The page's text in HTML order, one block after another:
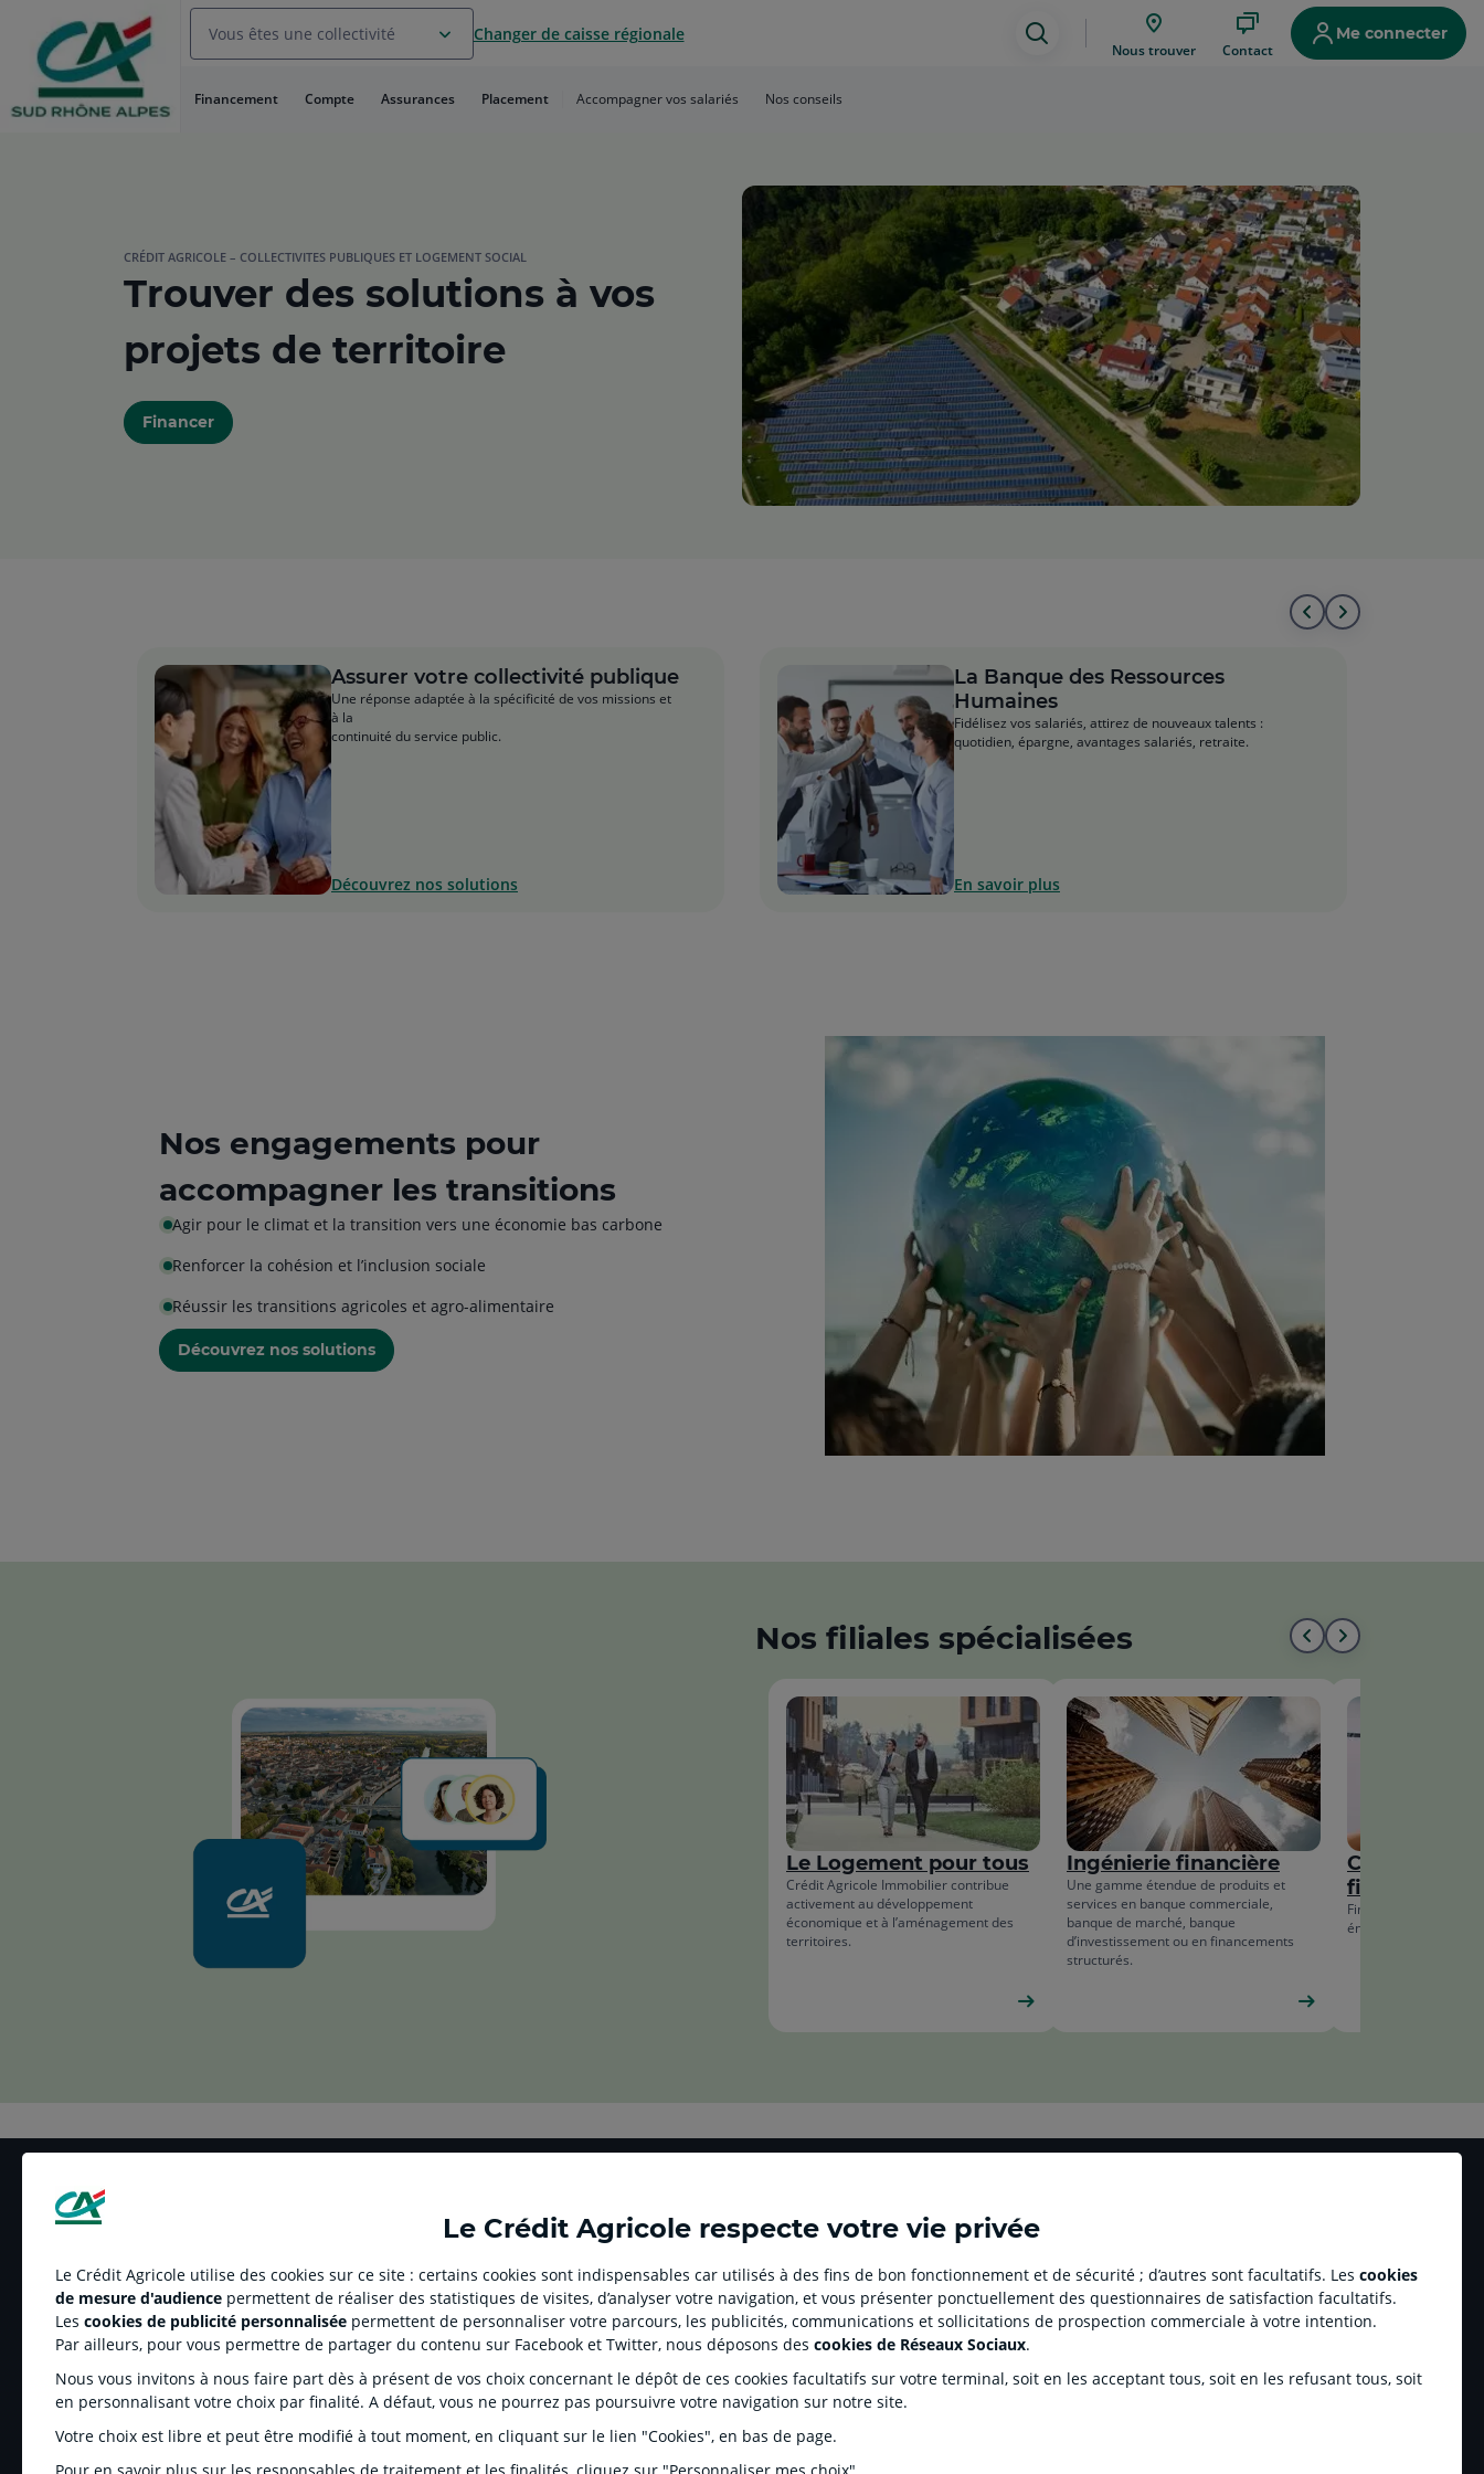
Le Crédit Agricole respecte votre vie privée
Le Crédit Agricole utilise des cookies sur ce site : certains cookies sont indispensables car utilisés à des fins de bon fonctionnement et de sécurité ; d’autres sont facultatifs. Les cookies
de mesure d'audience permettent de réaliser des statistiques de visites, d’analyser votre navigation, et vous présenter ponctuellement des questionnaires de satisfaction facultatifs.
Les cookies de publicité personnalisée permettent de personnaliser votre parcours, les publicités, communications et sollicitations de prospection commerciale à votre intention.
Par ailleurs, pour vous permettre de partager du contenu sur Facebook et Twitter, nous déposons des cookies de Réseaux Sociaux.
Nous vous invitons à nous faire part dès à présent de vos choix concernant le dépôt de ces cookies facultatifs sur votre terminal, soit en les acceptant tous, soit en les refusant tous, soit
en personnalisant votre choix par finalité. A défaut, vous ne pourrez pas poursuivre votre navigation sur notre site.
Votre choix est libre et peut être modifié à tout moment, en cliquant sur le lien "Cookies", en bas de page.
au
Menu
Aller au
Contenu
Vous êtes une collectivité Changer de caisse régionale
Assistance
Nous trouver Contact
Me connecter
Financement Compte Assurances Placement Accompagner vos salariés Nos conseils
CRÉDIT AGRICOLE – COLLECTIVITES PUBLIQUES ET LOGEMENT SOCIAL
Trouver des solutions à vos
projets de territoire
Financer
AllerAller
Assurer votre collectivité publique
Une réponse adaptée à la spécificité de vos missions et
à la
continuité du service public.
Découvrez nos solutions
La Banque des Ressources
Humaines
Fidélisez vos salariés, attirez de nouveaux talents :
quotidien, épargne, avantages salariés, retraite.
En savoir plus
Nos engagements pour
accompagner les transitions
Agir pour le climat et la transition vers une économie bas carbone
Renforcer la cohésion et l’inclusion sociale
Réussir les transitions agricoles et agro-alimentaire
Découvrez nos solutions
Nos filiales spécialisées
Aller
début
de
la
liste
Aller
à
la
la
liste
Le Logement pour tous
Crédit Agricole Immobilier contribue
activement au développement
économique et à l’aménagement des
territoires.
Ingénierie financière
Une gamme étendue de produits et
services en banque commerciale,
banque de marché, banque
d’investissement ou en financements
structurés.
Crédit-bail et
Financer vos projets
énergétique et
sur
page
facebook
du
Crédit
Agricole
Master
(
nouvel
sur
page
instagram
du
Crédit
Agricole
Master
(
nouvel
sur
la
page
youtube
du
Crédit
Agricole
Master
(
nouvel
sur
page
twitter
du
Crédit
Agricole
Master
(
nouvel
sur
page
TikTok
du
Crédit
Agricole
Master
LE CREDIT AGRICOLE
Informations réglementées
Espace sociétaire
Éthique
Groupe Crédit Agricole
Ma caisse régionale
Informations
RELATION BANQUE CLIENT
Réclamation et médiation
Tarifs
Informations réglementaires
Recrutement
Fonds de Garantie des Dépôts et de Résolution (FGDR)
SITES SPECIALISES
Prêt immobilier en ligne
Agences immobilières
Square Habitat
Service de télésurveillance
Protégées
Espace Succession
Crédit Agricole Immobilier
Création d’entreprise
Sponsoring football
Accessibilité numérique du site
Plan du site
Accessible aux sourds ou malentendants